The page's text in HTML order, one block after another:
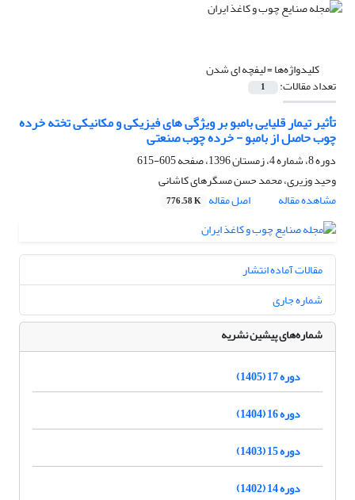
کلیدواژه‌ها =لیفچه ای شدن
تعداد مقالات: 1
تأثیر تیمار قلیایی بامبو بر ویژگی های فیزیکی و مکانیکی تخته خرده
چوب حاصل از بامبو - خرده چوب صنعتی
دوره 8، شماره 4، زمستان 1396، صفحه
605-615
وحید وزیری، محمد حسن مسگرهای کاشانی
مشاهده مقاله
اصل مقاله 776.58 K
مقالات آماده انتشار
شماره جاری
شماره‌های پیشین نشریه
دوره 17 (1405)
دوره 16 (1404)
دوره 15 (1403)
دوره 14 (1402)